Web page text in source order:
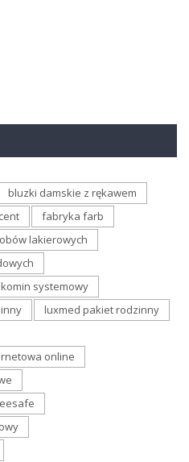
bluzki damskie z rękawem
fabryka farb
lakierowych
komin systemowy
luxmed pakiet rodzinny
online